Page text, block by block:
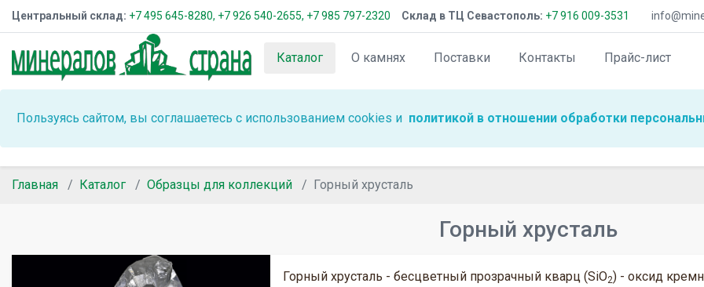
Центральный склад: +7 495 645-8280, +7 926 540-2655, +7 985 797-2320 Склад в ТЦ Севастополь: +7 916 009-3531
Каталог О камнях Поставки Контакты Прайс-лист
Пользуясь сайтом, вы соглашаетесь с использованием cookies и политикой в отношении обработки
Главная Каталог Образцы для коллекций Горный хрусталь
Горный хрусталь
Горный хрусталь - бесцветный прозрачный кварц (SiO2) - оксид